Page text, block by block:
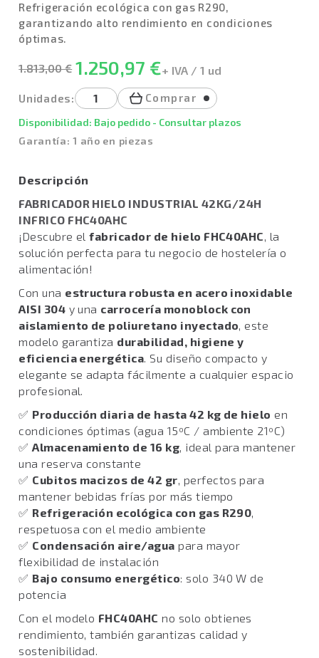
Refrigeración ecológica con gas R290,
garantizando alto rendimiento en condiciones
óptimas.
1.813,00 € 1.250,97 €+ IVA / 1 ud
Unidades: Comprar
Disponibilidad: Bajo pedido - Consultar plazos
Garantía: 1 año en piezas
Descripción
FABRICADOR HIELO INDUSTRIAL 42KG/24H
INFRICO FHC40AHC
¡Descubre elfabricador de hielo FHC40AHC, la
solución perfecta para tu negocio de hostelería o
alimentación!
Con una estructura robusta en acero inoxidable
AISI 304 y una carrocería monoblock con
aislamiento de poliuretano inyectado, este
modelo garantiza durabilidad, higiene y
eficiencia energética. Su diseño compacto y
elegante se adapta fácilmente a cualquier espacio
profesional.
✅ Producción diaria de hasta 42 kg de hielo en
condiciones óptimas (agua 15ºC / ambiente 21ºC)
✅Almacenamiento de 16 kg, ideal para mantener
una reserva constante
✅ Cubitos macizos de 42 gr, perfectos para
mantener bebidas frías por más tiempo
✅ Refrigeración ecológica con gas R290,
respetuosa con el medio ambiente
✅ Condensación aire/agua para mayor
flexibilidad de instalación
✅Bajo consumo energético: solo 340 W de
potencia
Con el modelo FHC40AHC no solo obtienes
rendimiento, también garantizas calidad y
sostenibilidad.